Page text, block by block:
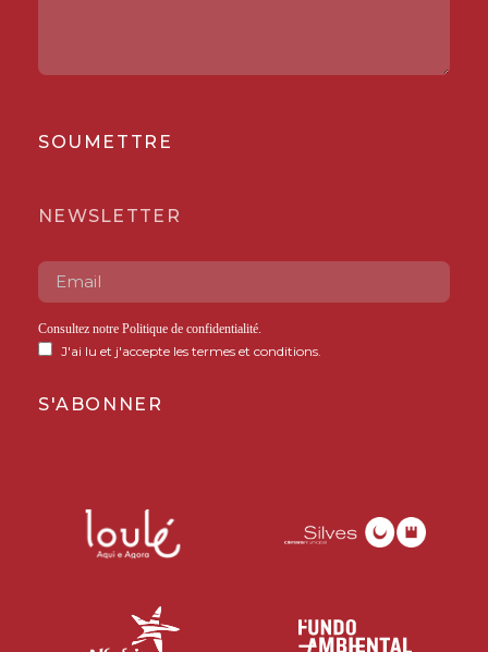
SOUMETTRE
NEWSLETTER
Consultez notre Politique de confidentialité
J'ai lu et j'accepte les termes et conditions.